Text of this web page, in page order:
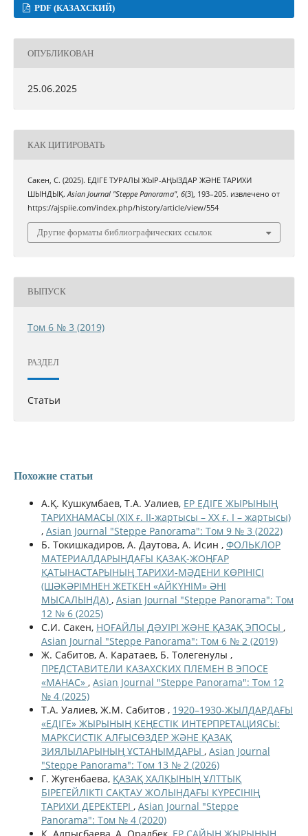
PDF (КАЗАХСКИЙ)
ОПУБЛИКОВАН
25.06.2025
КАК ЦИТИРОВАТЬ
Сакен, С. (2025). ЕДІГЕ ТУРАЛЫ ЖЫР-АҢЫЗДАР ЖӘНЕ ТАРИХИ
ШЫНДЫҚ.Asian Journal "Steppe Panorama", 6(3), 193–205. извлечено от
https://ajspiie.com/index.php/history/article/view/554
Другие форматы библиографических ссылок
ВЫПУСК
Том 6 № 3 (2019)
РАЗДЕЛ
Статьи
Похожие статьи
А.Қ. Кушкумбаев, Т.А. Уалиев, ЕР ЕДІГЕ ЖЫРЫНЫҢ
ТАРИХНАМАСЫ (XIX ғ. II-жартысы – XX ғ. I – жартысы)
, Asian Journal "Steppe Panorama": Том 9 № 3 (2022)
Б. Токишкадиров, А. Даутова, А. Исин , ФОЛЬКЛОР
МАТЕРИАЛДАРЫНДАҒЫ ҚАЗАҚ-ЖОҢҒАР
ҚАТЫНАСТАРЫНЫҢ ТАРИХИ-МӘДЕНИ КӨРІНІСІ
(ШӘКӘРІМНЕН ЖЕТКЕН «АЙКҮНІМ» ӘНІ
МЫСАЛЫНДА) , Asian Journal "Steppe Panorama": Том
12 № 6 (2025)
С.И. Сакен, НОҒАЙЛЫ ДƏУІРІ ЖƏНЕ ҚАЗАҚ ЭПОСЫ ,
Asian Journal "Steppe Panorama": Том 6 № 2 (2019)
Ж. Сабитов, А. Каратаев, Б. Толегенулы ,
ПРЕДСТАВИТЕЛИ КАЗАХСКИХ ПЛЕМЕН В ЭПОСЕ
«МАНАС» , Asian Journal "Steppe Panorama": Том 12
№ 4 (2025)
T.A. Уалиев, Ж.М. Сабитов , 1920–1930-ЖЫЛДАРДАҒЫ
«ЕДІГЕ» ЖЫРЫНЫҢ КЕҢЕСТІК ИНТЕРПРЕТАЦИЯСЫ:
МАРКСИСТІК АЛҒЫСӨЗДЕР ЖӘНЕ ҚАЗАҚ
ЗИЯЛЫЛАРЫНЫҢ ҰСТАНЫМДАРЫ , Asian Journal
"Steppe Panorama": Том 13 № 2 (2026)
Г. Жугенбаева, ҚАЗАҚ ХАЛҚЫНЫҢ ҰЛТТЫҚ
БІРЕГЕЙЛІКТІ САҚТАУ ЖОЛЫНДАҒЫ КҮРЕСІНІҢ
ТАРИХИ ДЕРЕКТЕРІ , Asian Journal "Steppe
Panorama": Том № 4 (2020)